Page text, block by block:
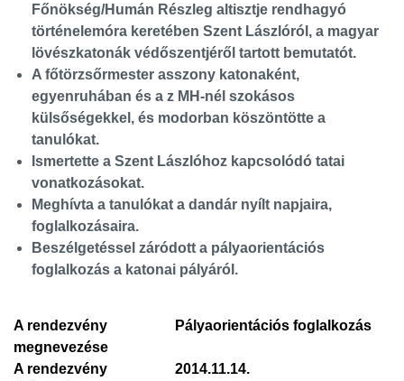
Főnökség/Humán Részleg altisztje rendhagyó
történelemóra keretében Szent Lászlóról, a magyar
lövészkatonák védőszentjéről tartott bemutatót.
A főtörzsőrmester asszony katonaként,
egyenruhában és a z MH-nél szokásos
külsőségekkel, és modorban köszöntötte a
tanulókat.
Ismertette a Szent Lászlóhoz kapcsolódó tatai
vonatkozásokat.
Meghívta a tanulókat a dandár nyílt napjaira,
foglalkozásaira.
Beszélgetéssel záródott a pályaorientációs
foglalkozás a katonai pályáról.
A rendezvény
megnevezése
Pályaorientációs foglalkozás
A rendezvény
2014.11.14.